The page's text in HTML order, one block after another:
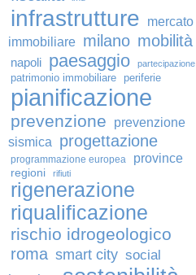
infrastrutture
mercato
immobiliare milano mobilità
napoli paesaggio partecipazione
patrimonio immobiliare periferie
pianificazione
prevenzione
prevenzione
sismica
progettazione
programmazione europea province
regioni rifiuti
rigenerazione
riqualificazione
rischio idrogeologico
roma smart city social